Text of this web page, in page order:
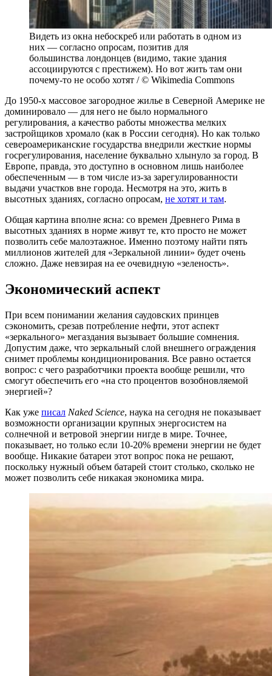
Видеть из окна небоскреб или работать в одном из
них — согласно опросам, позитив для
большинства лондонцев (видимо, такие здания
ассоциируются с престижем). Но вот жить там они
почему-то не особо хотят / © Wikimedia Commons
До 1950-х массовое загородное жилье в Северной Америке не
доминировало — для него не было нормального
регулирования, а качество работы множества мелких
застройщиков хромало (как в России сегодня). Но как только
североамериканские государства внедрили жесткие нормы
госрегулирования, население буквально хлынуло за город. В
Европе, правда, это доступно в основном лишь наиболее
обеспеченным — в том числе из-за зарегулированности
выдачи участков вне города. Несмотря на это, жить в
высотных зданиях, согласно опросам, не хотят и там.
Общая картина вполне ясна: со времен Древнего Рима в
высотных зданиях в норме живут те, кто просто не может
позволить себе малоэтажное. Именно поэтому найти пять
миллионов жителей для «Зеркальной линии» будет очень
сложно. Даже невзирая на ее очевидную «зеленость».
Экономический аспект
При всем понимании желания саудовских принцев
сэкономить, срезав потребление нефти, этот аспект
«зеркального» мегаздания вызывает большие сомнения.
Допустим даже, что зеркальный слой внешнего ограждения
снимет проблемы кондиционирования. Все равно остается
вопрос: с чего разработчики проекта вообще решили, что
смогут обеспечить его «на сто процентов возобновляемой
энергией»?
Как уже писал Naked Science, наука на сегодня не показывает
возможности организации крупных энергосистем на
солнечной и ветровой энергии нигде в мире. Точнее,
показывает, но только если 10-20% времени энергии не будет
вообще. Никакие батареи этот вопрос пока не решают,
поскольку нужный объем батарей стоит столько, сколько не
может позволить себе никакая экономика мира.